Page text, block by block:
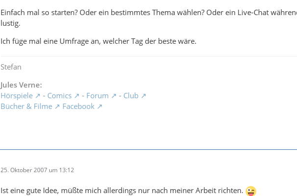
Einfach mal so starten? Oder ein bestimmtes Thema wählen? Oder ein Live-Chat
lustig.
Ich füge mal eine Umfrage an, welcher Tag der beste wäre.
Stefan
Jules Verne:
Hörspiele
- Comics - Forum - Club
Bücher & Filme
Facebook
25. Oktober 2007 um 13:12
Ist eine gute Idee, müßte mich allerdings nur nach meiner Arbeit richten.